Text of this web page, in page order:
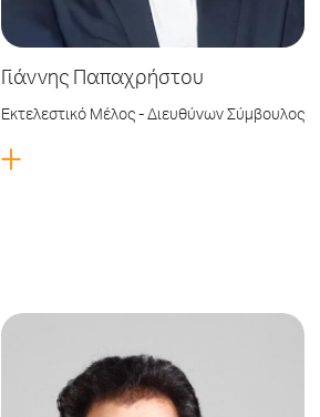
Γιάννης Παπαχρήστου
Εκτελεστικό Μέλος - Διευθύνων Σύμβουλος